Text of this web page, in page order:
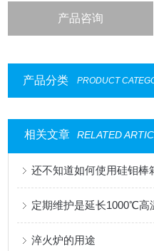
产品咨询
产品分类 PRODUCT
相关文章 RELATED
还不知道如何使用硅钼棒
定期维护是延长1000℃高
淬火炉的用途